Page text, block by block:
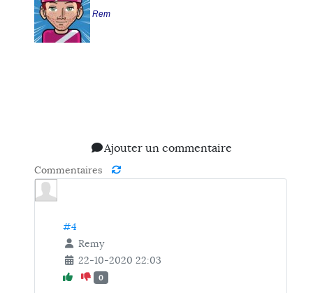
Rem
Ajouter un commentaire
Commentaires
#4
Remy
22-10-2020 22:03
0